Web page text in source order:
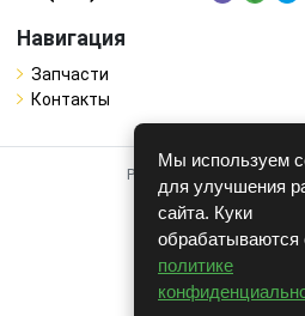
Навигация
Запчасти
Контакты
Работает на системе
CARRO.
Полная
© COPYRIGHT
v1.1.24
Мы используем
для улучшения
сайта. Куки
обрабатываются
политике